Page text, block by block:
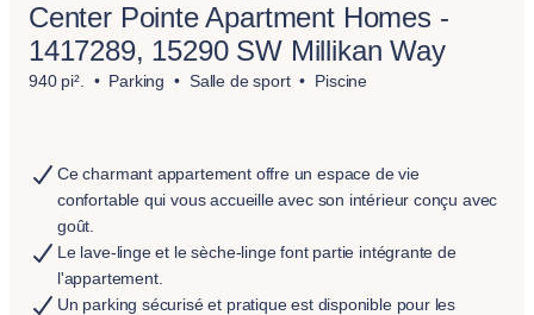
Center Pointe Apartment Homes -
1417289, 15290 SW Millikan Way
940 pi². Parking Salle de sport Piscine
Ce charmant appartement offre un espace de vie
confortable qui vous accueille avec son intérieur conçu avec
goût.
Le lave-linge et le sèche-linge font partie intégrante de
l'appartement.
Un parking sécurisé et pratique est disponible pour les